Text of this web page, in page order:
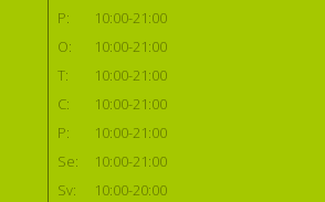
P:
10:00-21:00
O:
10:00-21:00
T:
10:00-21:00
C:
10:00-21:00
P:
10:00-21:00
Se:
10:00-21:00
Sv:
10:00-20:00